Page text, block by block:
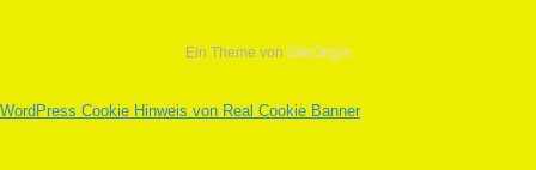
Ein Theme von SiteOrigin
WordPress Cookie Hinweis von Real Cookie Banner